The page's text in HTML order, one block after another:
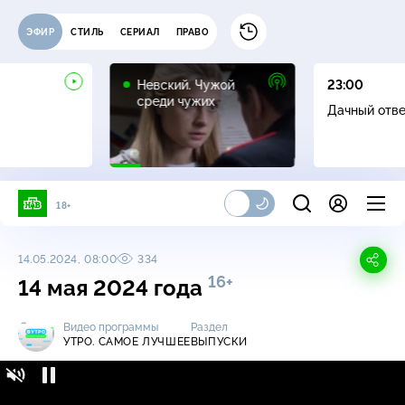
ЭФИР СТИЛЬ СЕРИАЛ ПРАВО
Невский. Чужой
среди чужих
16+
23:00
Дачный
18+
14.05.2024, 08:00 334
14 мая 2024 года 16+
Видео программы
УТРО. САМОЕ ЛУЧШЕЕ
Раздел
ВЫПУСКИ